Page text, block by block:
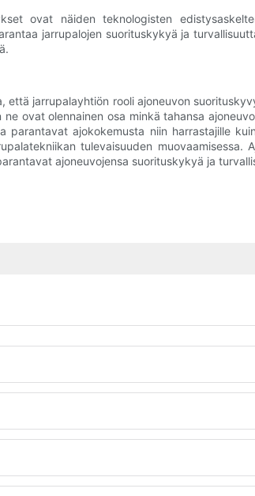
ovat näiden teknologisten
jarrupalojen suorituskykyä ja
että jarrupalayhtiön rooli ajoneuvon
ne ovat olennainen osa minkä tahansa
parantavat ajokokemusta niin harrastajille
tulevaisuuden
ajoneuvojensa suorituskykyä ja